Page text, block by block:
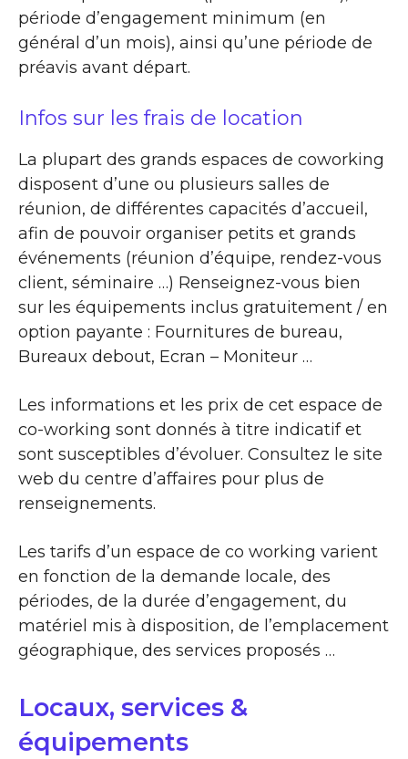
période d’engagement minimum (en
général d’un mois), ainsi qu’une période de
préavis avant départ.
Infos sur les frais de location
La plupart des grands espaces de coworking
disposent d’une ou plusieurs salles de
réunion, de différentes capacités d’accueil,
afin de pouvoir organiser petits et grands
événements (réunion d’équipe, rendez-vous
client, séminaire …) Renseignez-vous bien
sur les équipements inclus gratuitement / en
option payante : Fournitures de bureau,
Bureaux debout, Ecran – Moniteur …
Les informations et les prix de cet espace de
co-working sont donnés à titre indicatif et
sont susceptibles d’évoluer. Consultez le site
web du centre d’affaires pour plus de
renseignements.
Les tarifs d’un espace de co working varient
en fonction de la demande locale, des
périodes, de la durée d’engagement, du
matériel mis à disposition, de l’emplacement
géographique, des services proposés …
Locaux, services &
équipements